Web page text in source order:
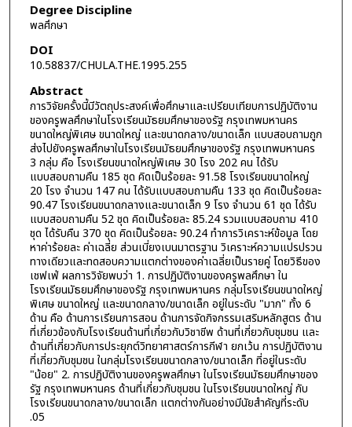
Degree Discipline
พลศึกษา
DOI
10.58837/CHULA.THE.1995.255
Abstract
การวิจัยครั้งนี้มีวัตถุประสงค์เพื่อศึกษาและเปรียบเทียบการปฏิบัติงาน
ของครูพลศึกษาในโรงเรียนมัธยมศึกษาของรัฐ กรุงเทพมหานคร
ขนาดใหญ่พิเศษ ขนาดใหญ่ และขนาดกลาง/ขนาดเล็ก แบบสอบถามถูก
ส่งไปยังครูพลศึกษาในโรงเรียนมัธยมศึกษาของรัฐ กรุงเทพมหานคร
3 กลุ่ม คือ โรงเรียนขนาดใหญ่พิเศษ 30 โรง 202 คน ได้รับ
แบบสอบถามคืน 185 ชุด คิดเป็นร้อยละ 91.58 โรงเรียนขนาดใหญ่
20 โรง จำนวน 147 คน ได้รับแบบสอบถามคืน 133 ชุด คิดเป็นร้อยละ
90.47 โรงเรียนขนาดกลางและขนาดเล็ก 9 โรง จำนวน 61 ชุด ได้รับ
แบบสอบถามคืน 52 ชุด คิดเป็นร้อยละ 85.24 รวมแบบสอบถาม 410
ชุด ได้รับคืน 370 ชุด คิดเป็นร้อยละ 90.24 ทำการวิเคราะห์ข้อมูล โดย
หาค่าร้อยละ ค่าเฉลี่ย ส่วนเบี่ยงเบนมาตรฐาน วิเคราะห์ความแปรปรวน
ทางเดียวและทดสอบความแตกต่างของค่าเฉลี่ยเป็นรายคู่ โดยวิธีของ
เชฟเฟ่ ผลการวิจัยพบว่า 1. การปฏิบัติงานของครูพลศึกษา ใน
โรงเรียนมัธยมศึกษาของรัฐ กรุงเทพมหานคร กลุ่มโรงเรียนขนาดใหญ่
พิเศษ ขนาดใหญ่ และขนาดกลาง/ขนาดเล็ก อยู่ในระดับ "มาก" ทั้ง 6
ด้าน คือ ด้านการเรียนการสอน ด้านการจัดกิจกรรมเสริมหลักสูตร ด้าน
ที่เกี่ยวข้องกับโรงเรียนด้านที่เกี่ยวกับวิชาชีพ ด้านที่เกี่ยวกับชุมชน และ
ด้านที่เกี่ยวกับการประยุกต์วิทยาศาสตร์การกีฬา ยกเว้น การปฏิบัติงาน
ที่เกี่ยวกับชุมชน ในกลุ่มโรงเรียนขนาดกลาง/ขนาดเล็ก ที่อยู่ในระดับ
"น้อย" 2. การปฏิบัติงานของครูพลศึกษา ในโรงเรียนมัธยมศึกษาของ
รัฐ กรุงเทพมหานคร ด้านที่เกี่ยวกับชุมชน ในโรงเรียนขนาดใหญ่ กับ
โรงเรียนขนาดกลาง/ขนาดเล็ก แตกต่างกันอย่างมีนัยสำคัญที่ระดับ
.05